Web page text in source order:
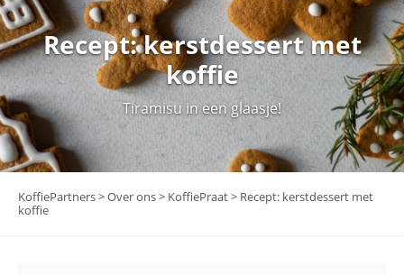
Recept: kerstdessert met
koffie
Tiramisu in een glaasje!
KoffiePartners>Over ons> KoffiePraat> Recept: kerstdessert met
koffie